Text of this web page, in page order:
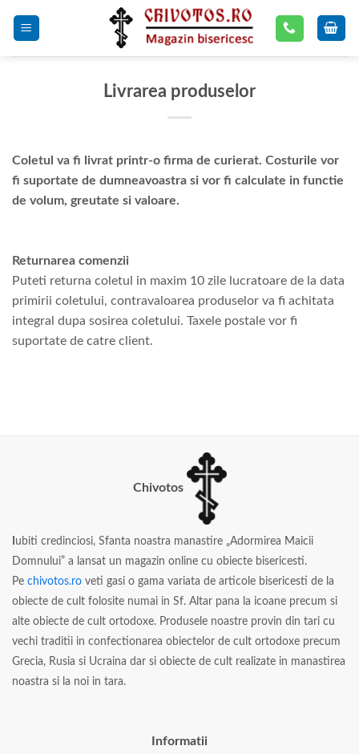
Livrarea produselor
Coletul va fi livrat printr-o firma de curierat. Costurile vor
fi suportate de dumneavoastra si vor fi calculate in functie
de volum, greutate si valoare.
Returnarea comenzii
Puteti returna coletul in maxim 10 zile lucratoare de la data
primirii coletului, contravaloarea produselor va fi achitata
integral dupa sosirea coletului. Taxele postale vor fi
suportate de catre client.
Chivotos
ubiti credinciosi, Sfanta noastra manastire „Adormirea Maicii
Domnului” a lansat un magazin online cu obiecte bisericesti.
Pe chivotos.ro veti gasi o gama variata de articole bisericesti de la
obiecte de cult folosite numai in Sf. Altar pana la icoane precum si
alte obiecte de cult ortodoxe. Produsele noastre provin din tari cu
vechi traditii in confectionarea obiectelor de cult ortodoxe precum
Grecia, Rusia si Ucraina dar si obiecte de cult realizate in manastirea
noastra si la noi in tara.
Informatii